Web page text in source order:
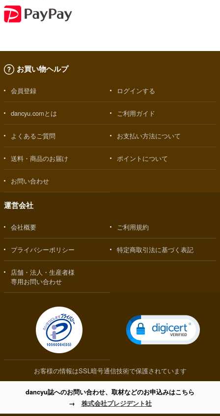
お買い物ヘルプ
会員登録 ログインする
dancyu.comとは ご利用ガイド
よくあるご質問 お支払い方法について
送料・商品のお届け ポイントについて
お問い合わせ
運営会社
会社概要 ご利用規約
プライバシーポリシー 特定商取引法に基づく表記
店舗・法人・生産者様
専用お問い合わせ
お客様の情報はSSL暗号通信技術で保護されています
dancyu誌へのお問い合わせ、取材などのお申込みはこちら
→ 株式会社プレジデント社